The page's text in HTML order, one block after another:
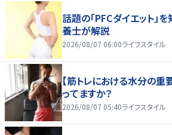
話題の「PFCダイエット」
養士が解説
2026/08/07 06:00ライフスタイル
【筋トレにおける水分の重
ってますか？
2026/08/07 05:40ライフスタイル